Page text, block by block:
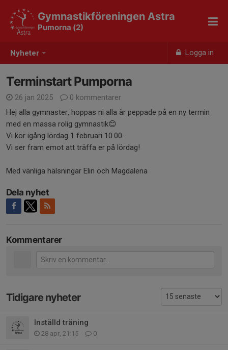
Nyheter Logga in
Gymnastikföreningen Astra
Pumorna (2)
Terminstart Pumporna
26 jan 2025
0 kommentarer
Hej alla gymnaster, hoppas ni alla är peppade på en ny termin
med en massa rolig gymnastik😊
Vi kör igång lördag 1 februari 10.00.
Vi ser fram emot att träffa er på lördag!
Med vänliga hälsningar Elin och Magdalena
Dela nyhet
Kommentarer
Tidigare nyheter
Inställd träning
28 apr, 21:15 0